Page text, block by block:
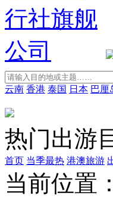
云南 香港 泰国 日本 巴厘
热门出游
首页 当季最热 港澳旅游
当前位置：